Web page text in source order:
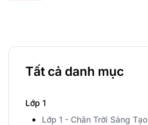
Tất cả danh mục
Lớp 1
Lớp 1 - Chân Trời Sáng Tạo